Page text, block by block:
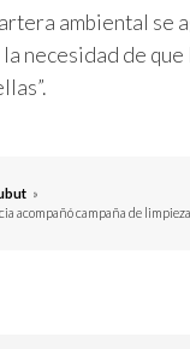
ambiental se
necesidad de
»
acompañó campaña de